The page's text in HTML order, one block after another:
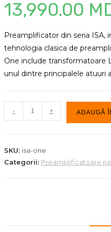
13,990.00
Preamplificator din seria ISA,
tehnologia clasica de
One include transformatoare
unul dintre principalele atuuri
Cantitate
Preamplificator
Focusrite
- + ADAUGĂ
SKU: isa-one
Categorii: Preamplificatoare